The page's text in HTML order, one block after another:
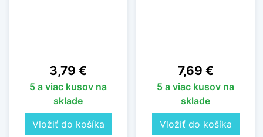
Cena
3,79 €
5 a viac kusov na
sklade
Vložiť do košíka
Cena
7,69 €
5 a viac kusov na
sklade
Vložiť do košíka